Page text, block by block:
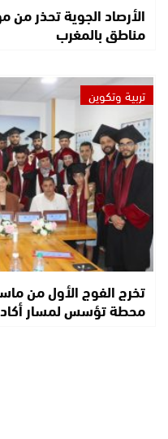
الأرصاد الجوية تحذر
مناطق بالمغرب
تربية وتكوين
تخرج الفوج الأول من
محطة تؤسس لمسار